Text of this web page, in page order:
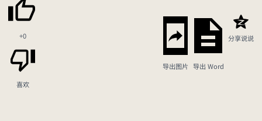
+0
喜欢
导出图片 导出 Word
分享说说